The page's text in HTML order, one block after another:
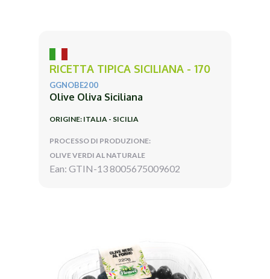
RICETTA TIPICA SICILIANA - 170
GGNOBE200
Olive Oliva Siciliana
ORIGINE: ITALIA - SICILIA
PROCESSO DI PRODUZIONE:
OLIVE VERDI AL NATURALE
Ean: GTIN-13 8005675009602